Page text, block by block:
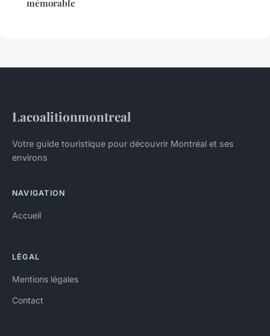
mémorable
Lacoalitionmontreal
Votre guide touristique pour découvrir Montréal et ses
environs
NAVIGATION
Accueil
LÉGAL
Mentions légales
Contact